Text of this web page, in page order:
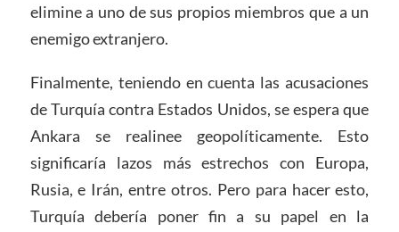
elimine a uno de sus propios miembros que a un
enemigo extranjero.
Finalmente, teniendo en cuenta las acusaciones
de Turquía contra Estados Unidos, se espera que
Ankara se realinee geopolíticamente. Esto
significaría lazos más estrechos con Europa,
Rusia, e Irán, entre otros. Pero para hacer esto,
Turquía debería poner fin a su papel en la